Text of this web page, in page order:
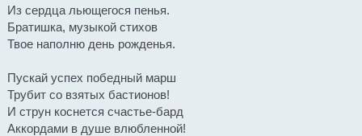
Из сердца льющегося пенья.
Братишка, музыкой стихов
Твое наполню день рожденья.
Пускай успех победный марш
Трубит со взятых бастионов!
И струн коснется счастье-бард
Аккордами в душе влюбленной!